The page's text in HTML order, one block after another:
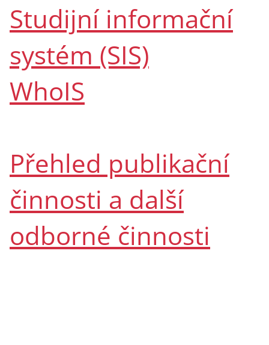
Studijní informační
systém (SIS)
WhoIS
Přehled publikační
činnosti a další
odborné činnosti